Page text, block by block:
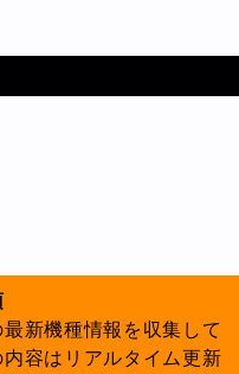
新機種情報を収集して
容はリアルタイム更新